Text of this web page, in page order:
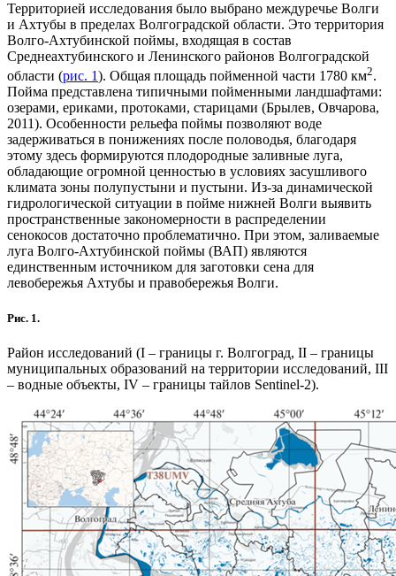
Территорией исследования было выбрано междуречье Волги
и Ахтубы в пределах Волгоградской области. Это территория
Волго-Ахтубинской поймы, входящая в состав
Среднеахтубинского и Ленинского районов Волгоградской
области (рис. 1). Общая площадь пойменной части 1780 км2.
Пойма представлена типичными пойменными ландшафтами:
озерами, ериками, протоками, старицами (Брылев, Овчарова,
2011). Особенности рельефа поймы позволяют воде
задерживаться в понижениях после половодья, благодаря
этому здесь формируются плодородные заливные луга,
обладающие огромной ценностью в условиях засушливого
климата зоны полупустыни и пустыни. Из-за динамической
гидрологической ситуации в пойме нижней Волги выявить
пространственные закономерности в распределении
сенокосов достаточно проблематично. При этом, заливаемые
луга Волго-Ахтубинской поймы (ВАП) являются
единственным источником для заготовки сена для
левобережья Ахтубы и правобережья Волги.
Рис. 1.
Район исследований (I – границы г. Волгоград, II – границы
муниципальных образований на территории исследований, III
– водные объекты, IV – границы тайлов Sentinel-2).